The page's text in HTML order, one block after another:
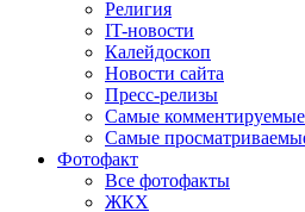
Религия
IT-новости
Калейдоскоп
Новости сайта
Пресс-релизы
Самые комментируемые
Самые
Фотофакт
Все фотофакты
ЖКХ